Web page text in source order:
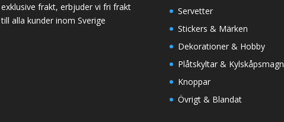
exklusive frakt, erbjuder vi fri frakt
till alla kunder inom Sverige
Servetter
Stickers & Märken
Dekorationer & Hobby
Plåtskyltar &
Knoppar
Övrigt & Blandat